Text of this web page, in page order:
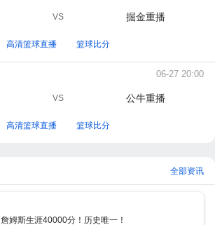
VS 掘金重播
高清篮球直播 篮球比分
06-27 20:00
VS 公牛重播
高清篮球直播 篮球比分
全部资讯
詹姆斯生涯40000分！历史唯一！